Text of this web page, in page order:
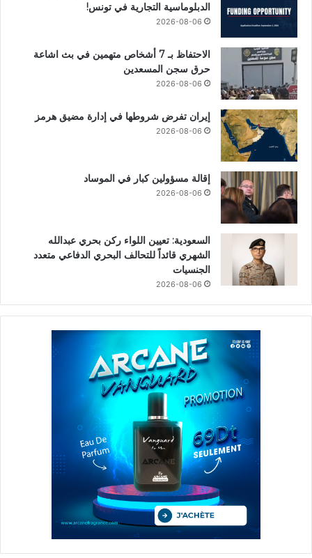
الدبلوماسية التجارية في تونس!
2026-08-06
الاحتفاظ بـ 7 أشخاص متهمين في بث اشاعة
حرق سجن المسعدين
2026-08-06
إيران تفرض شروطها في إدارة مضيق هرمز
2026-08-06
إقالة مسؤولين كبار في الموساد
2026-08-06
السعودية: تعيين اللواء ركن بحري عبدالله
الشهري قائداً للتحالف البحري الدفاعي متعدد
الجنسيات
2026-08-06